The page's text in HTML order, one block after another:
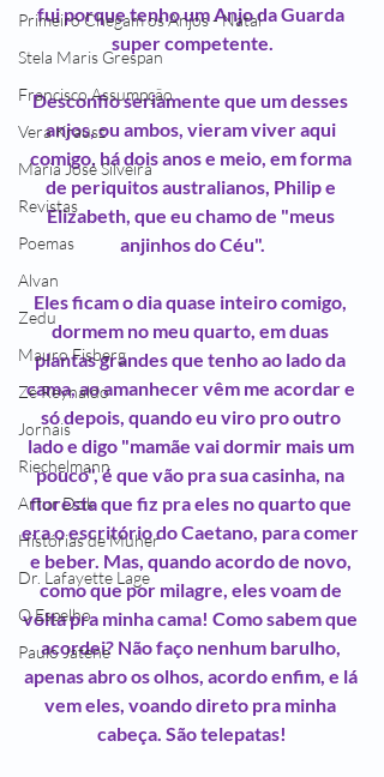
Primeiro Chegam os Anjos - Natal
Stela Maris Grespan
Francisco Assumpção
Vera Krausz
Maria José Silveira
Revistas
Poemas
Alvan
Zedu
Mauro Fisberg
Zé Reynaldo
Jornais
Riechelmann
Artur Dzik
Histórias de Muher
Dr. Lafayette Lage
O Espelho
Paulo Jatene
fui porque tenho um Anjo da Guarda
super competente.
Desconfio seriamente que um desses
anjos, ou ambos, vieram viver aqui
comigo, há dois anos e meio, em forma
de periquitos australianos, Philip e
Elizabeth, que eu chamo de "meus
anjinhos do Céu".
Eles ficam o dia quase inteiro comigo,
dormem no meu quarto, em duas
plantas grandes que tenho ao lado da
cama, ao amanhecer vêm me acordar e
só depois, quando eu viro pro outro
lado e digo "mamãe vai dormir mais um
pouco", é que vão pra sua casinha, na
floresta que fiz pra eles no quarto que
era o escritório do Caetano, para comer
e beber. Mas, quando acordo de novo,
como que por milagre, eles voam de
volta pra minha cama! Como sabem que
acordei? Não faço nenhum barulho,
apenas abro os olhos, acordo enfim, e lá
vem eles, voando direto pra minha
cabeça. São telepatas!